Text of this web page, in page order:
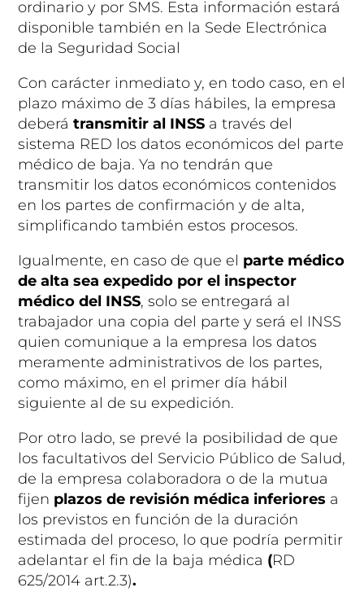
ordinario y por SMS. Esta información estará
disponible también en la Sede Electrónica
de la Seguridad Social
Con carácter inmediato y, en todo caso, en el
plazo máximo de 3 días hábiles, la empresa
deberátransmitir al INSS a través del
sistema RED los datos económicos del parte
médico de baja. Ya no tendrán que
transmitir los datos económicos contenidos
en los partes de confirmación y de alta,
simplificando también estos procesos.
Igualmente, en caso de que el parte médico
de alta sea expedido por el inspector
médico del INSS, solo se entregará al
trabajador una copia del parte y será el INSS
quien comunique a la empresa los datos
meramente administrativos de los partes,
como máximo, en el primer día hábil
siguiente al de su expedición.
Por otro lado, se prevé la posibilidad de que
los facultativos del Servicio Público de Salud,
de la empresa colaboradora o de la mutua
fijen plazos de revisión médica inferiores a
los previstos en función de la duración
estimada del proceso, lo que podría permitir
adelantar el fin de la baja médica (RD
625/2014 art.2.3).